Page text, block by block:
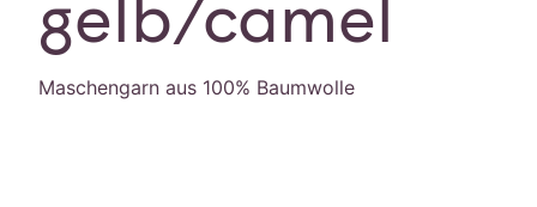
gelb/camel
Maschengarn aus 100% Baumwolle